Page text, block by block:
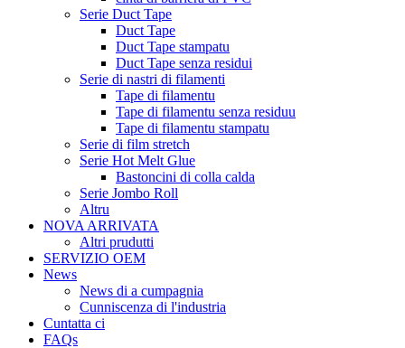
Serie Duct Tape
Duct Tape
Duct Tape stampatu
Duct Tape senza residui
Serie di nastri di filamenti
Tape di filamentu
Tape di filamentu senza residuu
Tape di filamentu stampatu
Serie di film stretch
Serie Hot Melt Glue
Bastoncini di colla calda
Serie Jombo Roll
Altru
NOVA ARRIVATA
Altri prudutti
SERVIZIO OEM
News
News di a cumpagnia
Cunniscenza di l'industria
Cuntatta ci
FAQs